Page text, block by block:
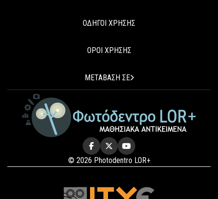
ΟΔΗΓΟΙ ΧΡΗΣΗΣ
ΟΡΟΙ ΧΡΗΣΗΣ
ΜΕΤΑΒΑΣΗ ΣΕ
© 2026 Photodentro LOR+